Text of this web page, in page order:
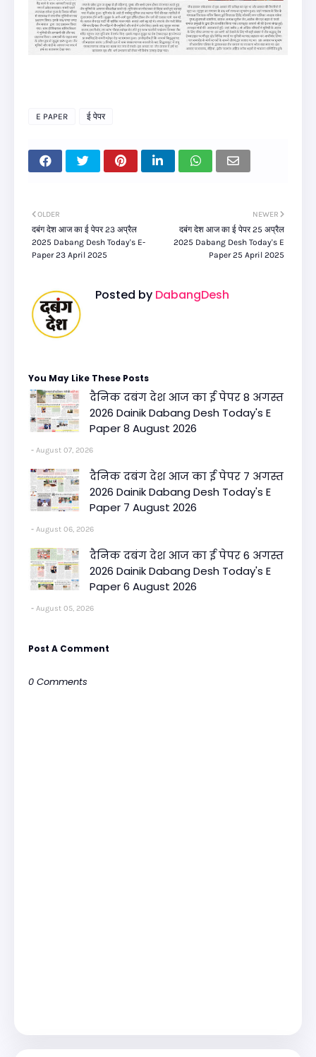
E PAPER ई पेपर
NEWER
दबंग देश आज का ई पेपर 25 अप्रैल
2025 Dabang Desh Today's E
Paper 25 April 2025
OLDER
दबंग देश आज का ई पेपर 23 अप्रैल
2025 Dabang Desh Today's E-
Paper 23 April 2025
Posted by DabangDesh
You May Like These Posts
दैनिक दबंग देश आज का ई पेपर 8 अगस्त
2026 Dainik Dabang Desh Today's E
Paper 8 August 2026
August 07, 2026
दैनिक दबंग देश आज का ई पेपर 7 अगस्त
2026 Dainik Dabang Desh Today's E
Paper 7 August 2026
August 06, 2026
दैनिक दबंग देश आज का ई पेपर 6 अगस्त
2026 Dainik Dabang Desh Today's E
Paper 6 August 2026
August 05, 2026
Post A Comment
0 Comments